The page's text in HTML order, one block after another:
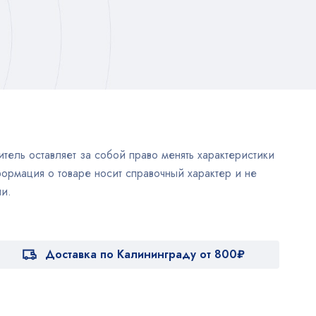
оставляет за собой право менять характеристики
о товаре носит справочный характер и не
Доставка по Калининграду от 800₽